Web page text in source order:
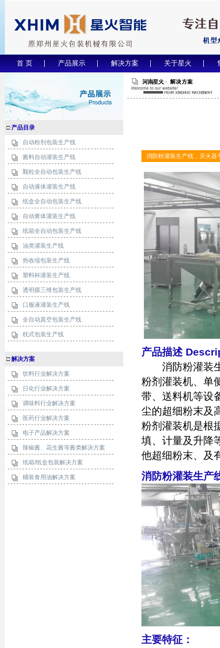
首 页 产品展示 解决方案 关于星火
□ 产品目录
自动粉剂包装生产线
酱料自动灌装生产线
颗粒全自动包装生产线
自动液体灌装生产线
纸盒全自动包装生产线
自动膏体灌装生产线
纸箱全自动包装生产线
油类灌装生产线
热收缩包装生产线
塑料杯灌装生产线
透明膜三维包装生产线
口服液灌装生产线
全自动真空包装生产线
枕式包装生产线
□解决方案
饮料行业解决方案
日化行业解决方案
调味料行业解决方案
医药行业解决方案
电子产品解决方案
辣椒酱、花生酱等酱类解决方案
纸箱/纸盒包装解决方案
桶装食用油解决方案
消防粉灌装生产线，灭火器
产品描述
消防粉灌装生
粉剂灌装机、单
带、送料机等设
尘的超细粉末及
粉剂灌装机是根
填、计量及升降
他超细粉末、及
消防粉灌装生产
主要特征：